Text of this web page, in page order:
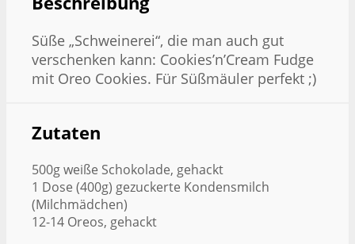
Süße „Schweinerei“, die man auch gut
verschenken kann: Cookies’n’Cream Fudge
mit Oreo Cookies. Für Süßmäuler perfekt ;)
Zutaten
500g weiße Schokolade, gehackt
1 Dose (400g) gezuckerte Kondensmilch
(Milchmädchen)
12-14 Oreos, gehackt